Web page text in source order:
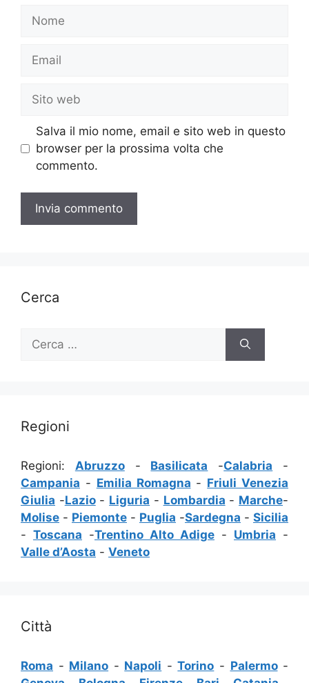
Nome
Email
Sito
web
Salva il mio nome, email e sito web in questo
browser per la prossima volta che
commento.
Cerca
per:
Regioni
Regioni: Abruzzo- Basilicata -Calabria -
Campania - Emilia Romagna - Friuli Venezia
Giulia -Lazio- Liguria - Lombardia - Marche-
Molise - Piemonte - Puglia -Sardegna - Sicilia
- Toscana -Trentino Alto Adige - Umbria -
Valle d’Aosta - Veneto
Città
Roma - Milano - Napoli -Torino - Palermo-